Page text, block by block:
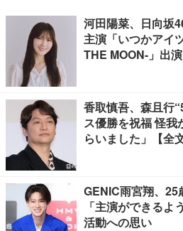
河田陽菜、日向坂
主演「いつかアイ
THE MOON-」出演
香取慎吾、森且行
ス優勝を祝福 怪我
らいました」【全
GENIC雨宮翔、25
「主演ができる
活動への思い